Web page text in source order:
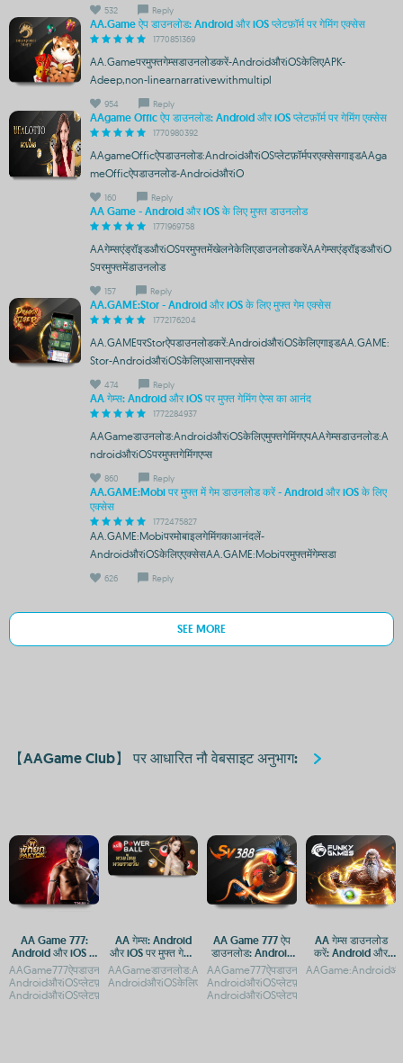
532 Reply
AA.Game ऐप डाउनलोड: Android और iOS प्लेटफ़ॉर्म पर गेमिंग एक्सेस
1770851369
AA.Gameपरमुफ्तगेम्सडाउनलोडकरें-AndroidऔरiOSकेलिएAPK-
Adeep,non-linearnarrativewithmultipl
954 Reply
AAgame Offic ऐप डाउनलोड: Android और iOS प्लेटफ़ॉर्म पर गेमिंग एक्सेस
1770980392
AAgameOfficऐपडाउनलोड:AndroidऔरiOSप्लेटफ़ॉर्मपरएक्सेसगाइडAAga
meOfficऐपडाउनलोड-AndroidऔरiO
160 Reply
AA Game - Android और iOS के लिए मुफ्त डाउनलोड
1771969758
AAगेम्सएंड्रॉइडऔरiOSपरमुफ्तमेंखेलनेकेलिएडाउनलोडकरेंAAगेम्सएंड्रॉइडऔरiO
Sपरमुफ्तमेंडाउनलोड
157 Reply
AA.GAME:Stor - Android और iOS के लिए मुफ्त गेम एक्सेस
1772176204
AA.GAMEपरStorऐपडाउनलोडकरें:AndroidऔरiOSकेलिएगाइडAA.GAME:
Stor-AndroidऔरiOSकेलिएआसानएक्सेस
474 Reply
AA गेम्स: Android और iOS पर मुफ्त गेमिंग ऐप्स का आनंद
1772284937
AAGameडाउनलोड:AndroidऔरiOSकेलिएमुफ्तगेमिंगएपAAगेम्सडाउनलोड:A
ndroidऔरiOSपरमुफ्तगेमिंगएप्स
860 Reply
AA.GAME:Mobi पर मुफ्त में गेम डाउनलोड करें - Android और iOS के लिए
एक्सेस
1772475827
AA.GAME:Mobiपरमोबाइलगेमिंगकाआनंदलें-
AndroidऔरiOSकेलिएएक्सेसAA.GAME:Mobiपरमुफ्तमेंगेम्सडा
626 Reply
SEE MORE
【AAGame Club】 पर आधारित नौ वेबसाइट अनुभाग:
AA Game 777:
Android और iOS के
लिए ऐप डाउनलोड गाइड
AAGame777ऐपडाउनलोड-
AndroidऔरiOSप्लेटफ़ॉर्मगाइडAAGame777ऐपडाउनलोड-
AndroidऔरiOSप्लेटफ़ॉर्म
AA गेम्स: Android
और iOS पर मुफ्त गेमिंग
का अनुभव
AAGameडाउनलोड:AndroidऔरiOSपरमुफ्तगेमिंगअनुभवAAGame-
AndroidऔरiOSकेलिएमुफ्तडाउनलोडAAगेम्सए
AA Game 777 ऐप
डाउनलोड: Android
और iOS प्लेटफ़ॉर्म पर
एक्सेस गाइड
AAGame777ऐपडाउनलोड-
AndroidऔरiOSप्लेटफॉर्मप
AA गेम्स डाउनलोड
करें: Android और
iOS के लिए मुफ्त गेमिंग
ऐप